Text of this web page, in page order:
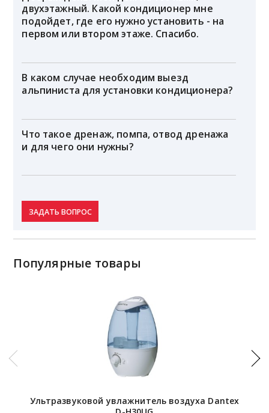
двухэтажный. Какой кондиционер мне
подойдет, где его нужно установить - на
первом или втором этаже. Спасибо.
В каком случае необходим выезд
альпиниста для установки кондиционера?
Что такое дренаж, помпа, отвод дренажа
и для чего они нужны?
ЗАДАТЬ ВОПРОС
Популярные товары
Ультразвуковой увлажнитель воздуха Dantex